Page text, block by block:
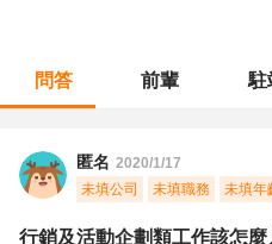
問答 前輩 駐
匿名 2020/1/17
未填公司
未填職務 未填年
行銷及活動企劃類工作該怎麼